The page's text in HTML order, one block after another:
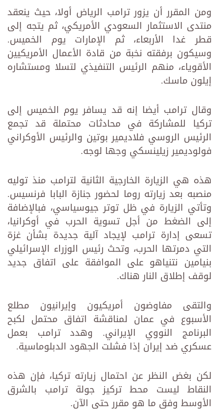
ومن المقرر أن يزور ترامب الرياض أولا، حيث ينعقد
منتدى الاستثمار السعودي الأمريكي، ثم يتجه إلى
قطر غدا الأربعاء، ثم الإمارات يوم الخميس.
وسيكون برفقته نخبة من قادة الأعمال الأمريكيين
الأقوياء، منهم الرئيس التنفيذي لتسلا ومستشاره
إيلون ماسك.
وقال ترامب أيضا إنه قد يسافر يوم الخميس إلى
تركيا للمشاركة في محادثات محتملة قد تجمع
الرئيس الروسي فلاديمير بوتين والرئيس الأوكراني
فولوديمير زيلينسكي وجها لوجه.
هذه هي الزيارة الخارجية الثانية لترامب منذ توليه
منصبه بعد زيارته روما لحضور جنازة البابا فرنسيس.
وتأتي الزيارة في ظل توتر جيوسياسي، فبالإضافة
إلى الضغط من أجل تسوية الحرب في أوكرانيا،
تسعى إدارة ترامب لإيجاد آلية جديدة بشأن غزة
التي دمرتها الحرب، وتحث رئيس الوزراء الإسرائيلي
بنيامين نتنياهو على الموافقة على اتفاق جديد
لوقف إطلاق النار هناك.
والتقى مفاوضون أمريكيون وإيرانيون مطلع
الأسبوع في عمان لمناقشة اتفاق محتمل لكبح
البرنامج النووي الإيراني. وهدد ترامب بعمل
عسكري ضد إيران إذا فشلت الجهود الدبلوماسية.
لكن بغض النظر عن احتمال زيارته تركيا، فإن هذه
النقاط ليست محط تركيز جولة ترامب بالشرق
الأوسط وفق ما هو مقرر حتى الآن.